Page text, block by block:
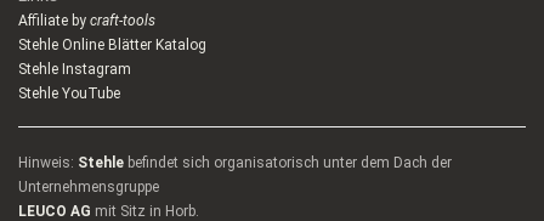
Affiliate by craft-tools
Stehle Online Blätter Katalog
Stehle Instagram
Stehle YouTube
Hinweis: Stehle befindet sich organisatorisch unter dem Dach der
Unternehmensgruppe
LEUCO AG mit Sitz in Horb.